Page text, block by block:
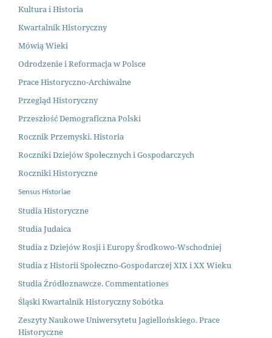
Kultura i Historia
Kwartalnik Historyczny
Mówią Wieki
Odrodzenie i Reformacja w Polsce
Prace Historyczno-Archiwalne
Przegląd Historyczny
Przeszłość Demograficzna Polski
Rocznik Przemyski. Historia
Roczniki Dziejów Społecznych i Gospodarczych
Roczniki Historyczne
Sensus Historiae
Studia Historyczne
Studia Judaica
Studia z Dziejów Rosji i Europy Środkowo-Wschodniej
Studia z Historii Społeczno-Gospodarczej XIX i XX Wieku
Studia Źródłoznawcze. Commentationes
Śląski Kwartalnik Historyczny Sobótka
Zeszyty Naukowe Uniwersytetu Jagiellońskiego. Prace
Historyczne